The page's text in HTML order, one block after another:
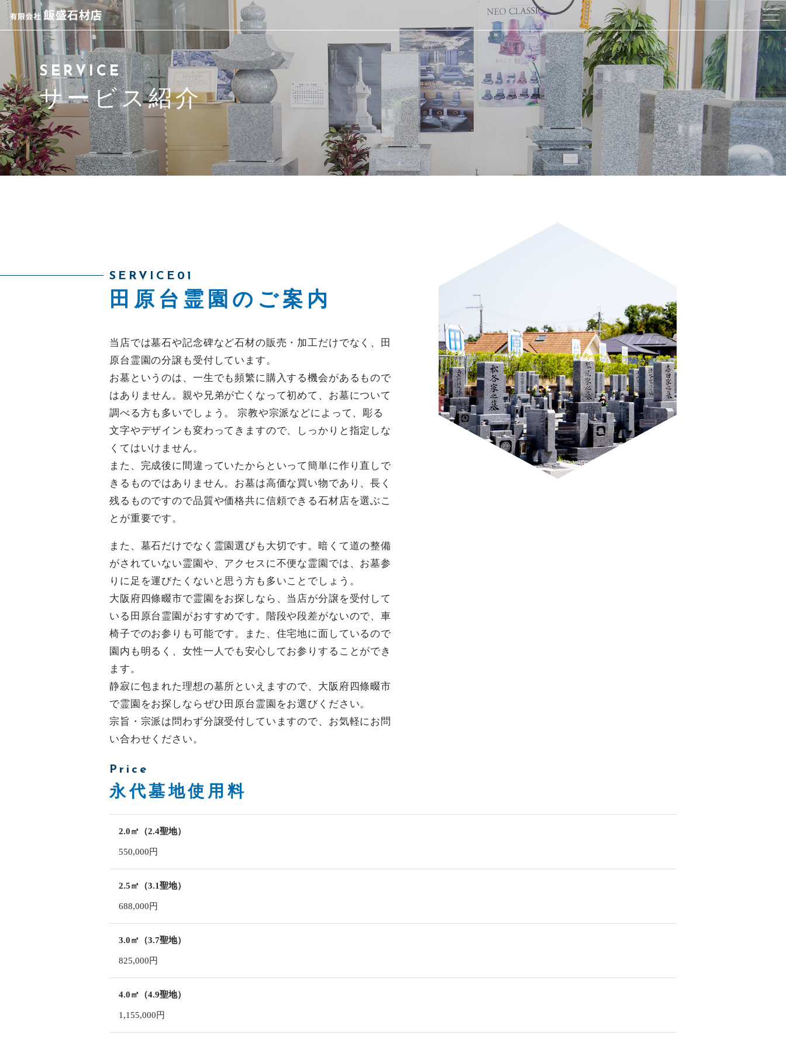
当社について
代表者ご挨拶
サービス紹介
アクセス
メールでの受付
お問い合わせフォーム
24時間受付中
お電話での受付
0743-78-1751
SERVICE
サービス紹介
SERVICE01
田原台霊園のご案内
当店では墓石や記念碑など石材の販売・加工だけでなく、田
原台霊園の分譲も受付しています。
お墓というのは、一生でも頻繁に購入する機会があるもので
はありません。親や兄弟が亡くなって初めて、お墓について
調べる方も多いでしょう。 宗教や宗派などによって、彫る
文字やデザインも変わってきますので、しっかりと指定しな
くてはいけません。
また、完成後に間違っていたからといって簡単に作り直しで
きるものではありません。お墓は高価な買い物であり、長く
残るものですので品質や価格共に信頼できる石材店を選ぶこ
とが重要です。
また、墓石だけでなく霊園選びも大切です。暗くて道の整備
がされていない霊園や、アクセスに不便な霊園では、お墓参
りに足を運びたくないと思う方も多いことでしょう。
大阪府四條畷市で霊園をお探しなら、当店が分譲を受付して
いる田原台霊園がおすすめです。階段や段差がないので、車
椅子でのお参りも可能です。また、住宅地に面しているので
園内も明るく、女性一人でも安心してお参りすることができ
ます。
静寂に包まれた理想の墓所といえますので、大阪府四條畷市
で霊園をお探しならぜひ田原台霊園をお選びください。
宗旨・宗派は問わず分譲受付していますので、お気軽にお問
い合わせください。
Price
永代墓地使用料
2.0㎡（2.4聖地）
550,000円
2.5㎡（3.1聖地）
688,000円
3.0㎡（3.7聖地）
825,000円
4.0㎡（4.9聖地）
1,155,000円